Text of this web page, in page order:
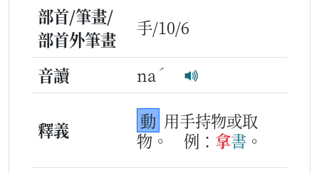
部首/筆畫/
部首外筆畫
手/10/6
音讀 na ˊ
釋義 動 用手持物或取
物。
例： 拿書 。